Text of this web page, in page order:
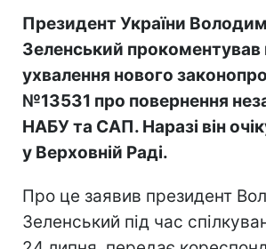
Президент України
Зеленський прокоментував
ухвалення нового
№13531 про повернення
НАБУ та САП. Наразі він
у Верховній Раді.
Про це заявив президент
Зеленський під час